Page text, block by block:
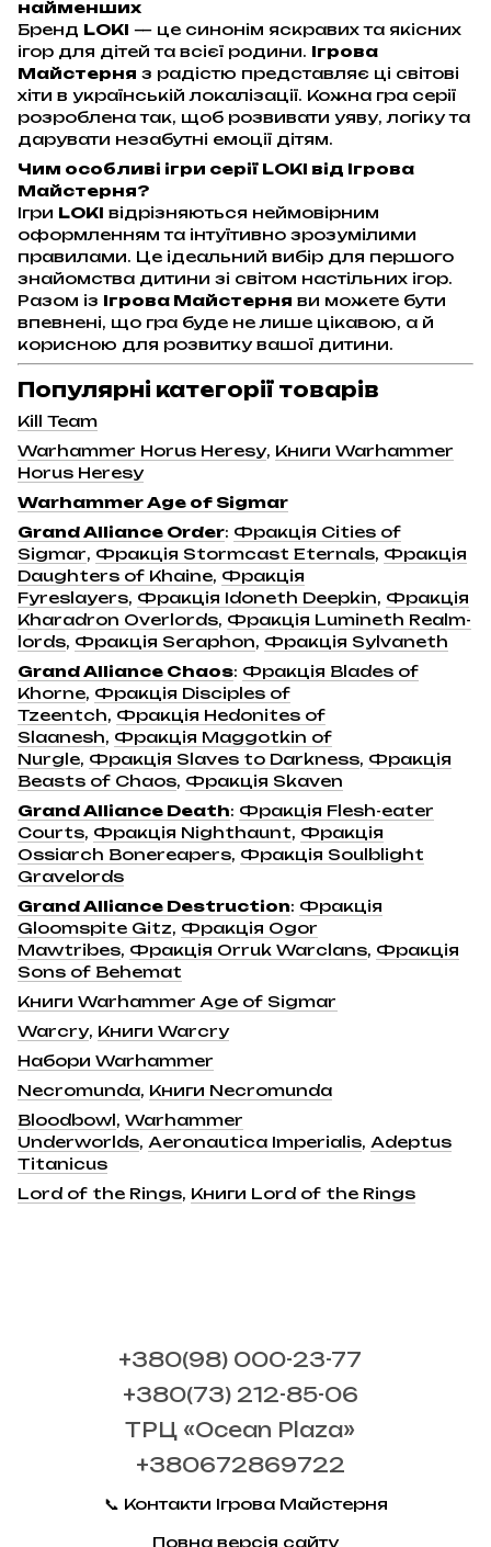
найменших
Бренд LOKI — це синонім яскравих та якісних
ігор для дітей та всієї родини. Ігрова
Майстерня з радістю представляє ці світові
хіти в українській локалізації. Кожна гра серії
розроблена так, щоб розвивати уяву, логіку та
дарувати незабутні емоції дітям.
Чим особливі ігри серії LOKI від Ігрова
Майстерня?
Ігри LOKI відрізняються неймовірним
оформленням та інтуїтивно зрозумілими
правилами. Це ідеальний вибір для першого
знайомства дитини зі світом настільних ігор.
Разом із Ігрова Майстерня ви можете бути
впевнені, що гра буде не лише цікавою, а й
корисною для розвитку вашої дитини.
Популярні категорії товарів
Kill Team
Warhammer Horus Heresy, Книги Warhammer
Horus Heresy
Warhammer Age of Sigmar
Grand Alliance Order: Фракція Cities of
Sigmar, Фракція Stormcast Eternals, Фракція
Daughters of Khaine, Фракція
Fyreslayers, Фракція Idoneth Deepkin, Фракція
Kharadron Overlords, Фракція Lumineth Realm-
lords, Фракція Seraphon, Фракція Sylvaneth
Grand Alliance Chaos: Фракція Blades of
Khorne, Фракція Disciples of
Tzeentch, Фракція Hedonites of
Slaanesh, Фракція Maggotkin of
Nurgle, Фракція Slaves to Darkness, Фракція
Beasts of Chaos, Фракція Skaven
Grand Alliance Death: Фракція Flesh-eater
Courts, Фракція Nighthaunt, Фракція
Ossiarch Bonereapers, Фракція Soulblight
Gravelords
Grand Alliance Destruction: Фракція
Gloomspite Gitz, Фракція Ogor
Mawtribes, Фракція Orruk Warclans, Фракція
Sons of Behemat
Книги Warhammer Age of Sigmar
Warcry, Книги Warcry
Набори Warhammer
Necromunda, Книги Necromunda
Bloodbowl, Warhammer
Underworlds, Aeronautica Imperialis, Adeptus
Titanicus
Lord of the Rings, Книги Lord of the Rings
+380(98) 000-23-77
+380(73) 212-85-06
ТРЦ «Ocean Plaza»
+380672869722
📞 Контакти Ігрова Майстерня
Повна версія сайту